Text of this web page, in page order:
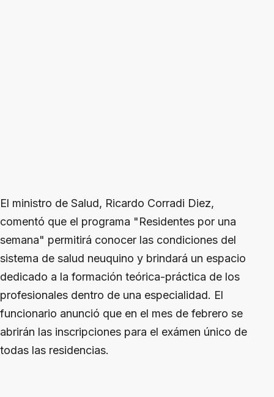
El ministro de Salud, Ricardo Corradi Diez,
comentó que el programa "Residentes por una
semana" permitirá conocer las condiciones del
sistema de salud neuquino y brindará un espacio
dedicado a la formación teórica-práctica de los
profesionales dentro de una especialidad. El
funcionario anunció que en el mes de febrero se
abrirán las inscripciones para el exámen único de
todas las residencias.